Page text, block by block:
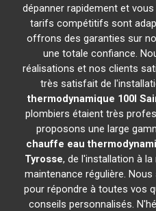
dépanner rapidement et
tarifs compétitifs sont
offrons des garanties sur
une totale confiance.
réalisations et nos clients
très satisfait de
thermodynamique 100l
plombiers étaient très
proposons une large
chauffe eau
Tyrosse, de l'installation à
maintenance régulière.
pour répondre à toutes vos
conseils personnalisés.